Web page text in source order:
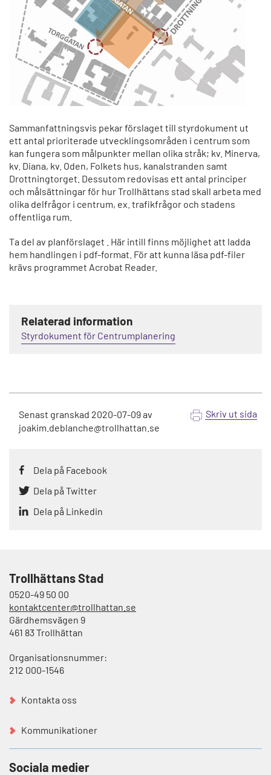
Sammanfattningsvis pekar förslaget till styrdokument ut
ett antal prioriterade utvecklingsområden i centrum som
kan fungera som målpunkter mellan olika stråk; kv. Minerva,
kv. Diana, kv. Oden, Folkets hus, kanalstranden samt
Drottningtorget. Dessutom redovisas ett antal principer
och målsättningar för hur Trollhättans stad skall arbeta med
olika delfrågor i centrum, ex. trafikfrågor och stadens
offentliga rum.
Ta del av planförslaget . Här intill finns möjlighet att ladda
hem handlingen i pdf-format. För att kunna läsa pdf-filer
krävs programmet Acrobat Reader.
Relaterad information
Styrdokument för Centrumplanering
Senast granskad 2020-07-09av
joakim.deblanche@trollhattan.se
Skriv ut sida
Dela på Facebook
Dela på Twitter
Dela på Linkedin
Trollhättans Stad
0520-49 50 00
kontaktcenter@trollhattan.se
Gärdhemsvägen 9
461 83 Trollhättan
Organisationsnummer:
212 000-1546
Kontakta oss
Kommunikationer
Sociala medier